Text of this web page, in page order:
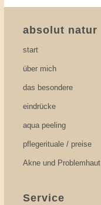
absolut natur
start
über mich
das besondere
eindrücke
aqua peeling
pflegerituale / preise
Akne und Problemhaut
Service